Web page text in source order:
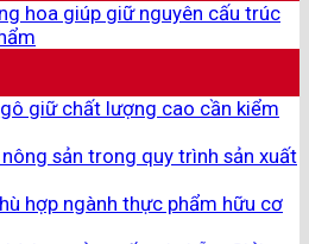
hoa giúp giữ nguyên cấu trúc
giữ chất lượng cao cần kiểm
sản trong quy trình sản xuất
hợp ngành thực phẩm hữu cơ